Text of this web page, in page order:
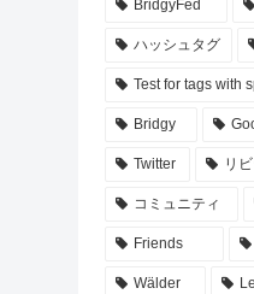
BridgyFed
ハッシュタグ
Test for tags with
Bridgy
Twitter リ
コミュニティ
Friends
Wälder